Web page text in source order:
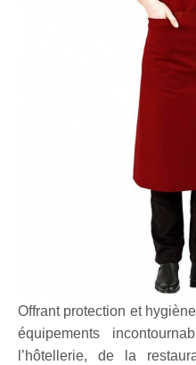
Le
Offrant protection et
équipements
l’hôtellerie, de la